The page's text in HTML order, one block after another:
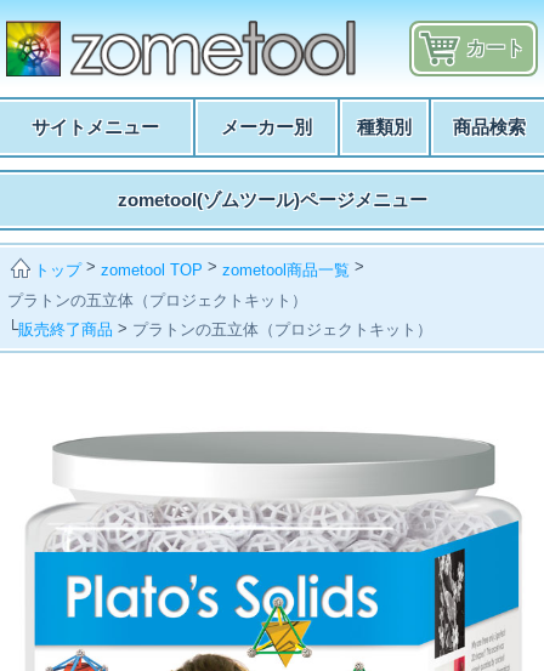
カート
サイトメニュー メーカー別 種類別 商品検索
zometool(ゾムツール)ページメニュー
トップ>zometool TOP >zometool商品一覧 >
プラトンの五立体（プロジェクトキット）
└販売終了商品 > プラトンの五立体（プロジェクトキット）